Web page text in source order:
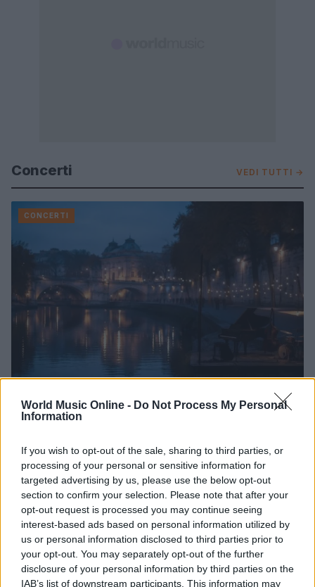
World Music Online - Do Not Process My Personal
Information
If you wish to opt-out of the sale, sharing to third parties, or
processing of your personal or sensitive information for
targeted advertising by us, please use the below opt-out
section to confirm your selection. Please note that after your
opt-out request is processed you may continue seeing
interest-based ads based on personal information utilized by
us or personal information disclosed to third parties prior to
your opt-out. You may separately opt-out of the further
disclosure of your personal information by third parties on the
IAB’s list of downstream participants. This information may
Concerti VEDI TUTTI →
CONCERTI
Agosto a Roma: festival, concerti e sagre da
Roma si anima con eventi unici: dal jazz di Villa Celimontana
alle serate sul Tevere, passando per concerti e teatro. Scopri
il…
Letizia Fontana · 7 Ago 2026
CONCERTI